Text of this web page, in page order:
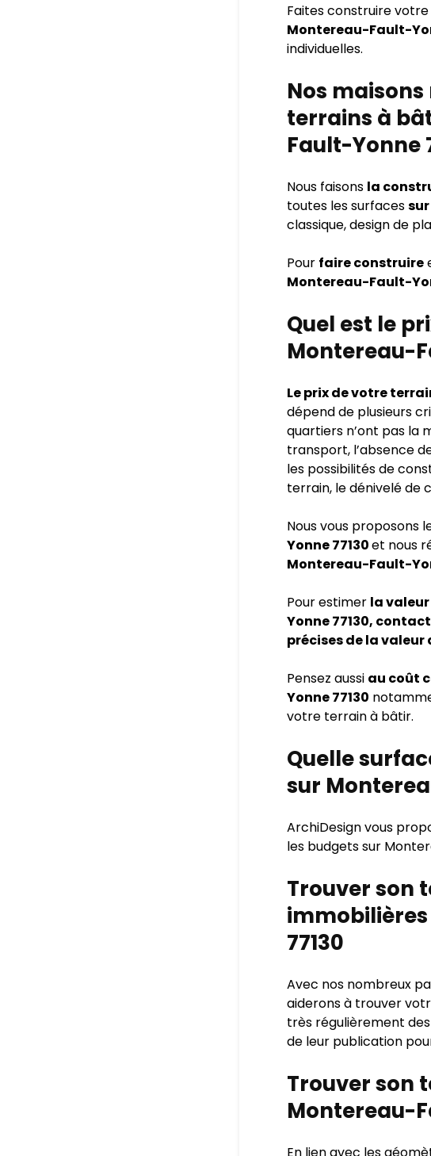
Faites construire votre
Montereau-Fault-
individuelles.
Nos
terrains à
Fault-Yonne
Nous faisons la
toutes les surfacessur
classique, design de
Pour faire construire
Montereau-Fault-
Quel est le
Montereau-
Le prix de votre
dépend de plusieurs
quartiers n’ont pas la
transport, l’absence
les possibilités de
terrain, le dénivelé de
Nous vous proposons
Yonne 77130et nous
Montereau-Fault-
Pour estimer la
Yonne 77130,
précises de la valeur
Pensez aussi au coût
Yonne 77130
votre terrain à bâtir.
Quelle
sur
ArchiDesign vous
les budgets sur
Trouver son
77130
Avec nos nombreux
aiderons à trouver
très régulièrement
de leur publication
Trouver son
Montereau-
En lien avec les